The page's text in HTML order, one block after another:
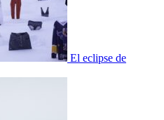
El eclipse de